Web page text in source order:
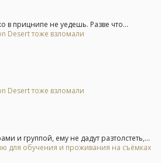
в прицнипе не уедешь. Разве что...
Desert тоже взломали
Desert тоже взломали
и группой, ему не дадут разтолстеть,...
для обучения и проживания на съёмках